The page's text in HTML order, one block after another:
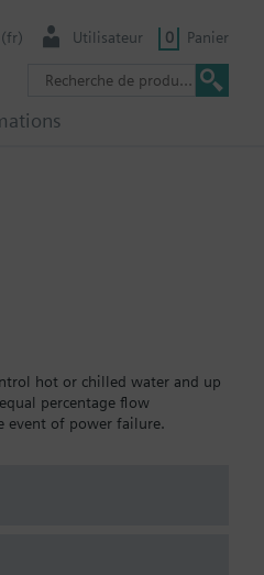
(fr) Utilisateur 0 Panier
hot or chilled water and up
percentage flow
event of power failure.